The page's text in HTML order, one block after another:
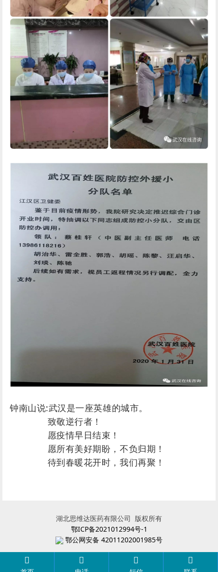
钟南山说:武汉是一座英雄的城市。
致敬逆行者！
愿疫情早日结束！
愿所有美好期盼，不负归期！
待到春暖花开时，我们再聚！
湖北思维达医药有限公司 版权所有
鄂ICP备2021012994号-1
鄂公网安备 42011202001985号